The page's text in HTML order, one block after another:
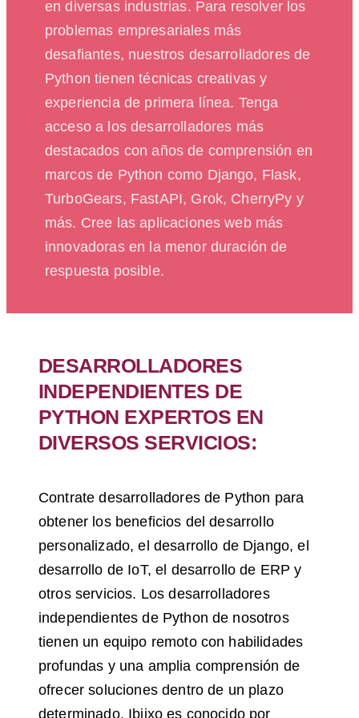
en diversas industrias. Para resolver los
problemas empresariales más
desafiantes, nuestros desarrolladores de
Python tienen técnicas creativas y
experiencia de primera línea. Tenga
acceso a los desarrolladores más
destacados con años de comprensión en
marcos de Python como Django, Flask,
TurboGears, FastAPI, Grok, CherryPy y
más. Cree las aplicaciones web más
innovadoras en la menor duración de
respuesta posible.
DESARROLLADORES
INDEPENDIENTES DE
PYTHON EXPERTOS EN
DIVERSOS SERVICIOS:
Contrate desarrolladores de Python para
obtener los beneficios del desarrollo
personalizado, el desarrollo de Django, el
desarrollo de IoT, el desarrollo de ERP y
otros servicios. Los desarrolladores
independientes de Python de nosotros
tienen un equipo remoto con habilidades
profundas y una amplia comprensión de
ofrecer soluciones dentro de un plazo
determinado. Ibiixo es conocido por